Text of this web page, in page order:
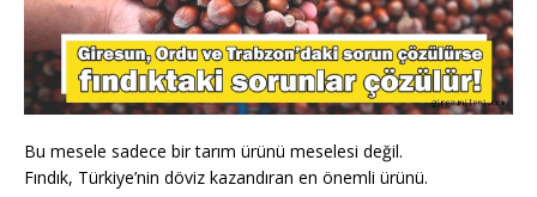
Bu mesele sadece bir tarım ürünü meselesi değil.
Fındık, Türkiye’nin döviz kazandıran en önemli ürünü.